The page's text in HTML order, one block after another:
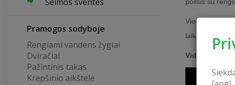
Pramogos sodyboje
Rengiami vandens žygiai
Dviračiai
Pažintinis takas
Krepšinio aikštelė
Vienu metu
laikais.
Video